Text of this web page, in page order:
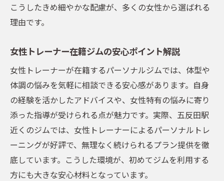
運動不足解消に最適なパーソナルジム活用
こうしたきめ細やかな配慮が、多くの女性から選ばれる
理由です。
女性トレーナー在籍ジムの安心ポイント解説
女性トレーナーが在籍するパーソナルジムでは、体型や
体調の悩みを気軽に相談できる安心感があります。自身
の経験を活かしたアドバイスや、女性特有の悩みに寄り
添った指導が受けられる点が魅力です。実際、五反田駅
近くのジムでは、女性トレーナーによるパーソナルトレ
ーニングが好評で、無理なく続けられるプラン提供を徹
底しています。こうした環境が、初めてジムを利用する
方にも大きな安心材料となっています。